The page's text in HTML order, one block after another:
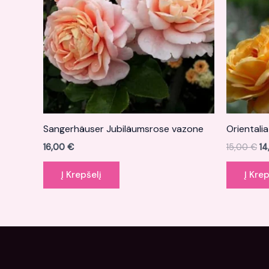
Sangerhäuser Jubiläumsrose vazone
16,00 €
Į Krepšelį
15,00€
Į